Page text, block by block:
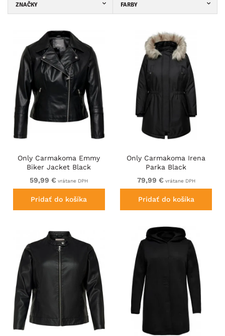
ZNAČKY FARBY
Only Carmakoma Emmy
Biker Jacket Black
59,99 € vrátane DPH
Pridať do košíka
Only Carmakoma Irena
Parka Black
79,99 € vrátane DPH
Pridať do košíka